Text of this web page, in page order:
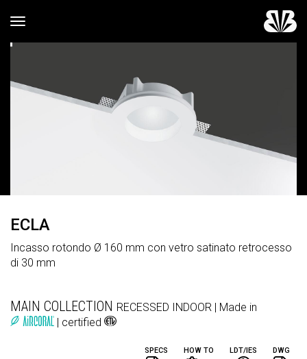
Toggle navigation
ECLA
Incasso rotondo Ø 160 mm con vetro satinato retrocesso
di 30 mm
MAIN COLLECTION RECESSED INDOOR | Made in
| certified
SPECS HOW TO LDT/IES DWG